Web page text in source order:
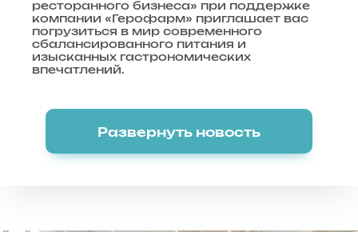
ресторанного бизнеса» при поддержке
компании «Герофарм» приглашает вас
погрузиться в мир современного
сбалансированного питания и
изысканных гастрономических
впечатлений.
Развернуть новость